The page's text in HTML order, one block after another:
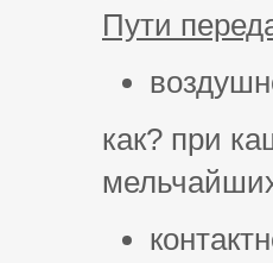
Пути
как? при